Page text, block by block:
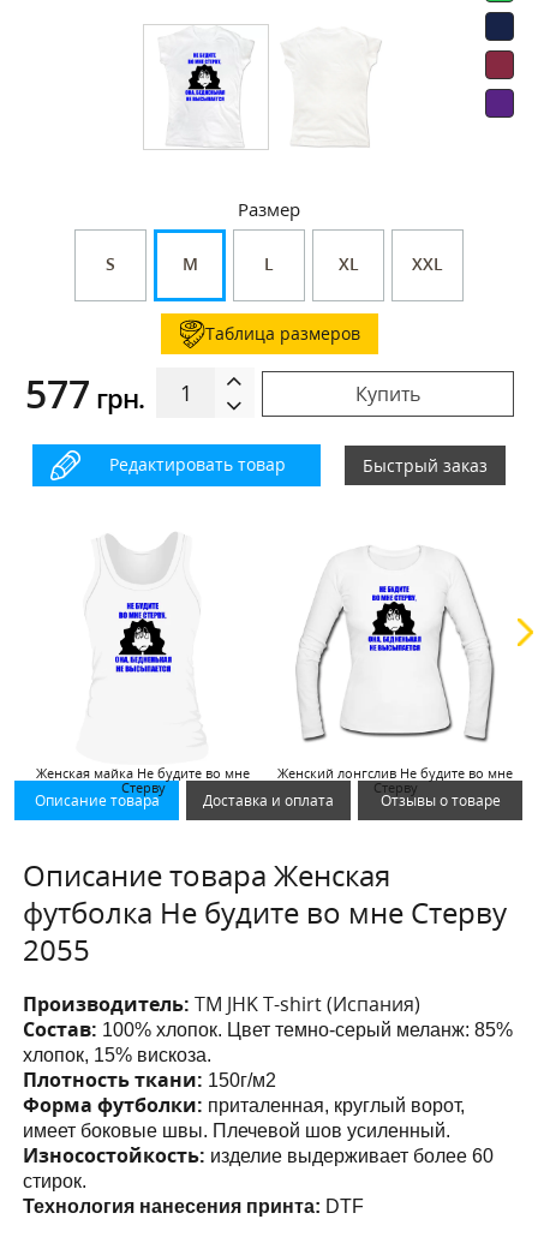
Размер
S M L XL XXL
Таблица размеров
577 грн. Купить
Редактировать товар Быстрый заказ
Женская майка Не будите во мне
Стерву
Женский лонгслив Не будите во мне
Стерву
Описание товара Доставка и оплата Отзывы о товаре
Описание товара Женская
футболка Не будите во мне Стерву
2055
Производитель:ТМ JHK T-shirt (Испания)
Состав: 100% хлопок. Цвет темно-серый меланж: 85%
хлопок, 15% вискоза.
Плотность ткани: 150г/м2
Форма футболки: приталенная, круглый ворот,
имеет боковые швы. Плечевой шов усиленный.
Износостойкость: изделие выдерживает более 60
стирок.
Технология нанесения принта: DTF